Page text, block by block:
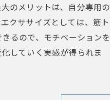
のメリットは、自分専用の
クササイズとしては、筋ト
るので、モチベーションを
していく実感が得られま